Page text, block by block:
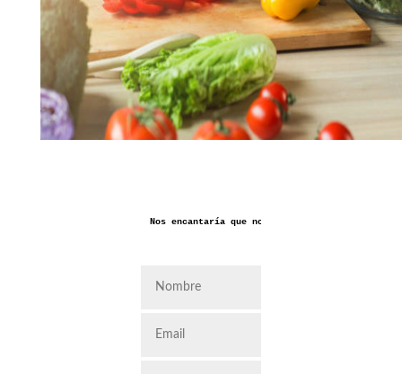
Nos encantaría que nos dejaras aquí tus